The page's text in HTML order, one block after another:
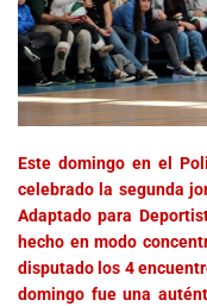
Este domingo en el
celebrado la segunda
Adaptado para
hecho en modo
disputado los 4
domingo fue una